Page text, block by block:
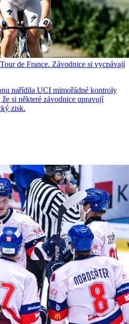
de France. Závodnice si vycpávají
nařídila UCI mimořádné kontroly
si některé závodnice upravují
zisk.